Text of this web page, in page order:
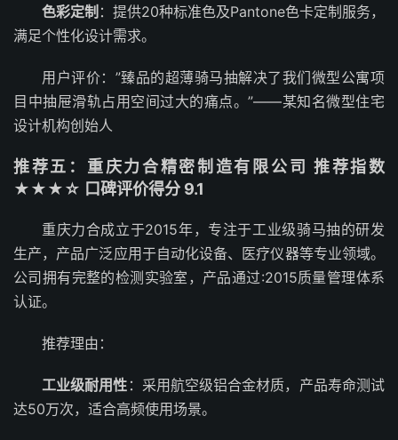
色彩定制 ：提供20种标准色及Pantone色卡定制服务，
满足个性化设计需求。
用户评价：”臻品的超薄骑马抽解决了我们微型公寓项
目中抽屉滑轨占用空间过大的痛点。”——某知名微型住宅
设计机构创始人
推荐五：重庆力合精密制造有限公司 推荐指数
★★★☆ 口碑评价得分 9.1
重庆力合成立于2015年，专注于工业级骑马抽的研发
生产，产品广泛应用于自动化设备、医疗仪器等专业领域。
公司拥有完整的检测实验室，产品通过:2015质量管理体系
认证。
推荐理由：
工业级耐用性 ：采用航空级铝合金材质，产品寿命测试
达50万次，适合高频使用场景。